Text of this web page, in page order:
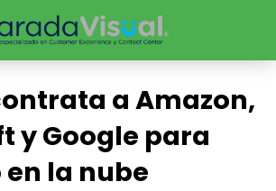
a Amazon,
y Google para
la nube